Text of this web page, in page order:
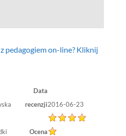
pedagogiem on-line? Kliknij
Data
recenzji2016-06-23
Ocena